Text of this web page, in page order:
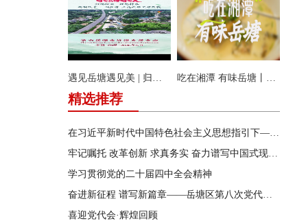
遇见岳塘遇见美 | 归隐松涧·理想村落：两期筑景 一涧生香 点亮岳塘文旅新貌 吃在湘潭 有味岳塘丨云盘山下：匠心守本味 小院忆乡愁
精选推荐
在习近平新时代中国特色社会主义思想指引下——新时代 新作为 新篇章
牢记嘱托 改革创新 求真务实 奋力谱写中国式现代化湖南篇章
学习贯彻党的二十届四中全会精神
奋进新征程 谱写新篇章——岳塘区第八次党代会特别报道
喜迎党代会·辉煌回顾